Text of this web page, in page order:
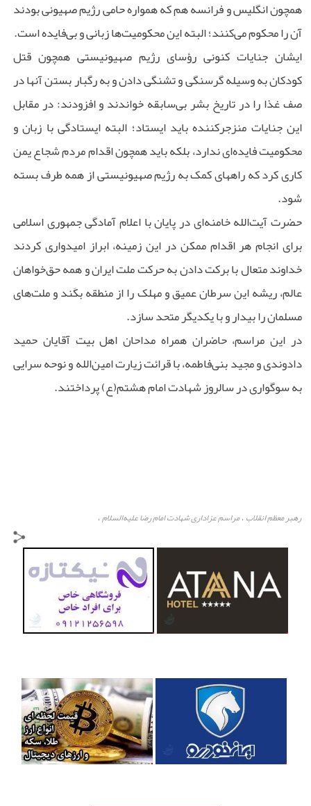
همچون انگلیس و فرانسه هم که همواره حامی رژیم صهیونی بودند
آن را محکوم می‌کنند؛ البته این محکومیت‌ها زبانی و بی‌فایده است.
ایشان جنایات کنونی رؤسای رژیم صهیونیستی همچون قتل
کودکان به وسیله گرسنگی و تشنگی دادن و به رگبار بستن آنها در
صف غذا را در تاریخ بشر بی‌سابقه خواندند و افزودند: در مقابل
این جنایات منزجرکننده باید ایستاد؛ البته ایستادگی با زبان و
محکومیت فایده‌ای ندارد، بلکه باید همچون اقدام مردم شجاع یمن
کاری کرد که راههای کمک به رژیم صهیونیستی از همه طرف بسته
شود.
حضرت آیت‌الله خامنه‌ای در پایان با اعلام آمادگی جمهوری اسلامی
برای انجام هر اقدام ممکن در این زمینه، ابراز امیدواری کردند
خداوند متعال با برکت دادن به حرکت ملت ایران و همه حق‌خواهان
عالم، ریشه این سرطان عمیق و مهلک را از منطقه بکَند و ملت‌های
مسلمان را بیدار و با یکدیگر متحد سازد.
در این مراسم، حاضران همراه مداحان اهل بیت آقایان حمید
دادوندی و مجید بنی‌فاطمه، با قرائت زیارت امین‌الله و نوحه سرایی
به سوگواری در سالروز شهادت امام هشتم(ع) پرداختند.
رهبر معظم انقلاب ،مراسم عزاداری شهادت امام رضا علیه‌السلام،